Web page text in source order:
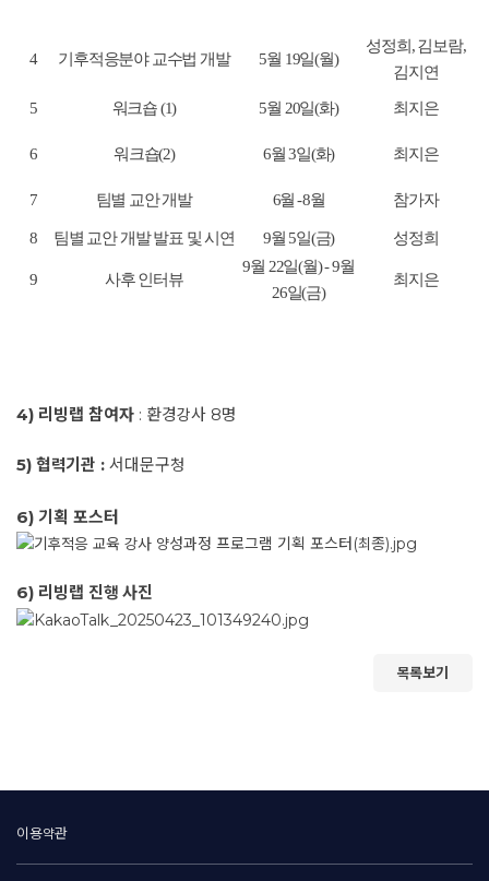
4 기후적응분야 교수법 개발 5월 19일(월)
성정희, 김보람,
김지연
5 워크숍 (1) 5월 20일(화) 최지은
6 워크숍(2) 6월3일(화) 최지은
7 팀별 교안 개발 6월 - 8월 참가자
8 팀별 교안 개발 발표 및 시연 9월 5일(금) 성정희
9 사후 인터뷰
9월 22일(월) - 9월
26일(금)
최지은
4) 리빙랩 참여자 : 환경강사 8명
5) 협력기관 : 서대문구청
6) 기획 포스터
6) 리빙랩 진행 사진
목록보기
이용약관